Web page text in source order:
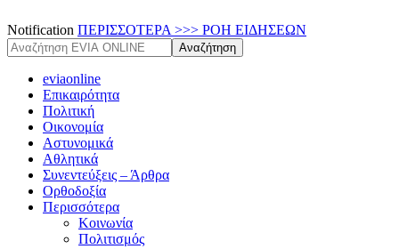
Notification ΠΕΡΙΣΣΟΤΕΡΑ >>> ΡΟΗ ΕΙΔΗΣΕΩΝ
eviaonline
Επικαιρότητα
Πολιτική
Οικονομία
Αστυνομικά
Αθλητικά
Συνεντεύξεις – Άρθρα
Ορθοδοξία
Περισσότερα
Κοινωνία
Πολιτισμός